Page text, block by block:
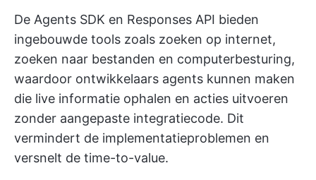
De Agents SDK en Responses API bieden
ingebouwde tools zoals zoeken op internet,
zoeken naar bestanden en computerbesturing,
waardoor ontwikkelaars agents kunnen maken
die live informatie ophalen en acties uitvoeren
zonder aangepaste integratiecode. Dit
vermindert de implementatieproblemen en
versnelt de time-to-value.